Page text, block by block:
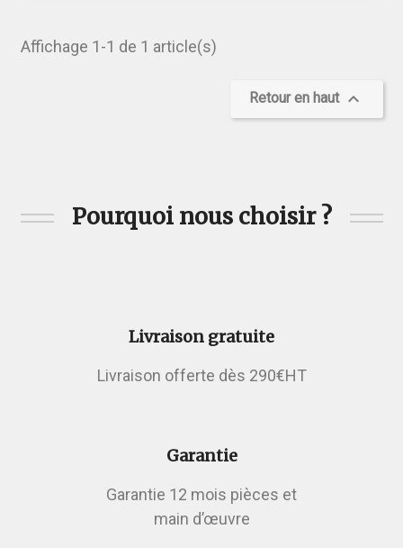
Affichage 1-1 de 1 article(s)
Retour en haut 
Pourquoi nous choisir ?
Livraison gratuite
Livraison offerte dès 290€HT
Garantie
Garantie 12 mois pièces et
main d’œuvre